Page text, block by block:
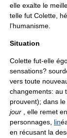
elle exalte le
telle fut Colette,
l’humanisme.
Situation
Colette fut-elle
sensations?
vers toute
changements: au
prouvent); dans
jour , elle remet
personnages, lin
en récusant la